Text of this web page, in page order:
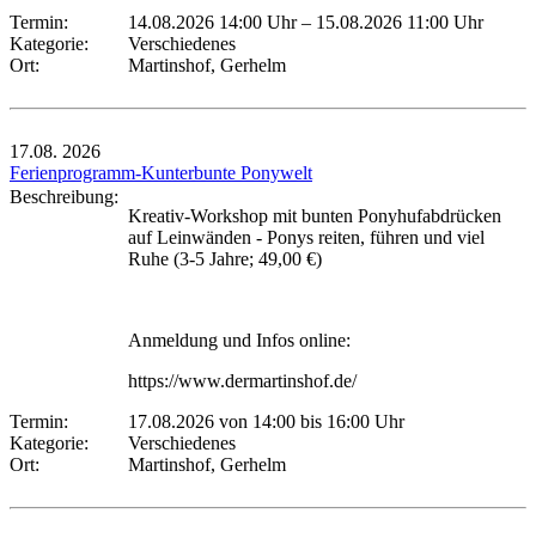
Termin: 14.08.2026 14:00 Uhr– 15.08.2026 11:00 Uhr
Kategorie:
Verschiedenes
Ort:
Martinshof, Gerhelm
17.08. 2026
Ferienprogramm-Kunterbunte Ponywelt
Beschreibung:
Kreativ-Workshop mit bunten Ponyhufabdrücken
auf Leinwänden - Ponys reiten, führen und viel
Ruhe (3-5 Jahre; 49,00 €)
Anmeldung und Infos online:
https://www.dermartinshof.de/
Termin:
17.08.2026 von 14:00 bis 16:00 Uhr
Kategorie:
Verschiedenes
Ort:
Martinshof, Gerhelm